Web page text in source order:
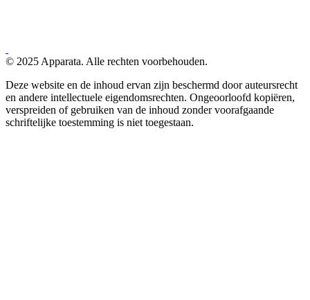
© 2025 Apparata. Alle rechten voorbehouden.
Deze website en de inhoud ervan zijn beschermd door auteursrecht
en andere intellectuele eigendomsrechten. Ongeoorloofd kopiëren,
verspreiden of gebruiken van de inhoud zonder voorafgaande
schriftelijke toestemming is niet toegestaan.